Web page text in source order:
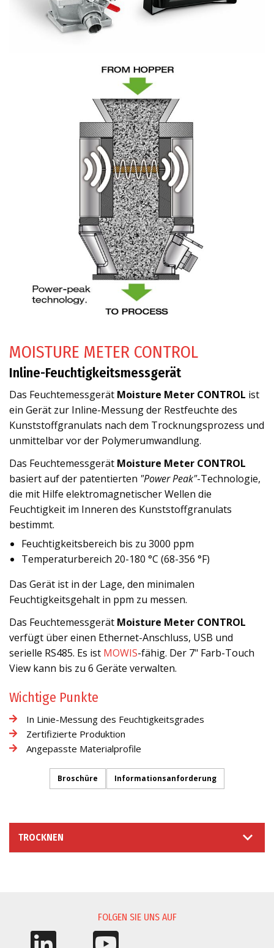
MOISTURE METER CONTROL
Inline-Feuchtigkeitsmessgerät
Das Feuchtemessgerät Moisture Meter CONTROL ist
ein Gerät zur Inline-Messung der Restfeuchte des
Kunststoffgranulats nach dem Trocknungsprozess und
unmittelbar vor der Polymerumwandlung.
Das Feuchtemessgerät Moisture Meter CONTROL
basiert auf der patentierten "Power Peak"-Technologie,
die mit Hilfe elektromagnetischer Wellen die
Feuchtigkeit im Inneren des Kunststoffgranulats
bestimmt.
Feuchtigkeitsbereich bis zu 3000 ppm
Temperaturbereich 20-180 °C (68-356 °F)
Das Gerät ist in der Lage, den minimalen
Feuchtigkeitsgehalt in ppm zu messen.
Das Feuchtemessgerät Moisture Meter CONTROL
verfügt über einen Ethernet-Anschluss, USB und
serielle RS485. Es ist MOWIS-fähig. Der 7" Farb-Touch
View kann bis zu 6 Geräte verwalten.
Wichtige Punkte
In Linie-Messung des Feuchtigkeitsgrades
Zertifizierte Produktion
Angepasste Materialprofile
Broschüre Informationsanforderung
TROCKNEN
FOLGEN SIE UNS AUF